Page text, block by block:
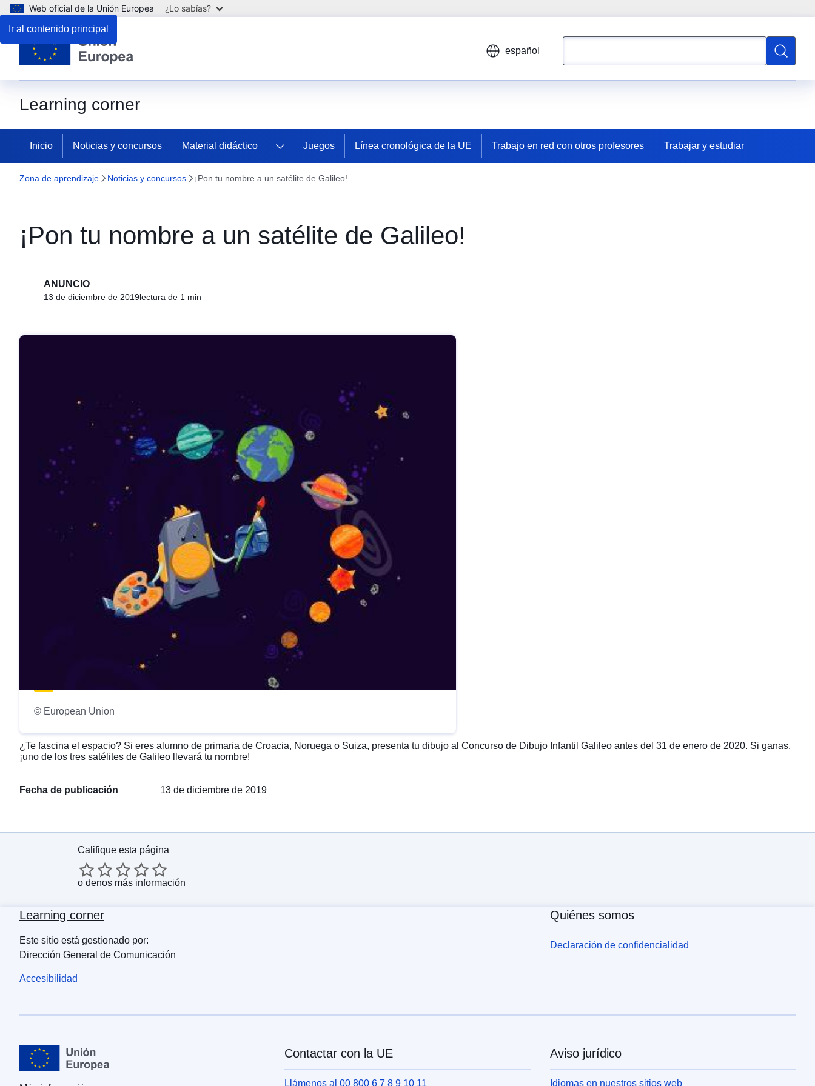
Ir al contenido principal
Web oficial de la Unión Europea ¿Lo sabías?
español
Learning corner
Inicio Noticias y concursos Material didáctico Juegos Línea cronológica de la UE Trabajo en red con otros profesores Trabajar y estudiar
Zona de aprendizaje Noticias y concursos ¡Pon tu nombre a un satélite de Galileo!
¡Pon tu nombre a un satélite de Galileo!
ANUNCIO
13 de diciembre de 2019lectura de 1 min
© European Union
¿Te fascina el espacio? Si eres alumno de primaria de Croacia, Noruega o Suiza, presenta tu dibujo al Concurso de Dibujo Infantil Galileo antes del 31 de enero de 2020. Si ganas,
¡uno de los tres satélites de Galileo llevará tu nombre!
Fecha de publicación 13 de diciembre de 2019
Califique esta página
o denos más información
Learning corner
Este sitio está gestionado por:
Dirección General de Comunicación
Accesibilidad
Quiénes somos
Declaración de confidencialidad
Contactar con la UE
Llámenos al 00 800 6 7 8 9 10 11
Aviso jurídico
Idiomas en nuestros sitios web